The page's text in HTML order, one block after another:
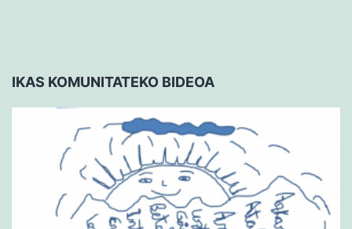
IKAS KOMUNITATEKO BIDEOA